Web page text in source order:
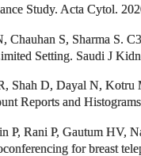
Study. Acta Cytol.
Chauhan S, Sharma S.
Setting. Saudi J
Shah D, Dayal N, Kotru
Reports and
P, Rani P, Gautum HV,
for breast